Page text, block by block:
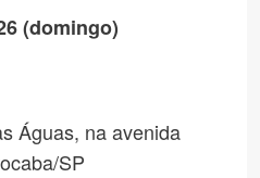
(domingo)
Águas, na avenida
SP